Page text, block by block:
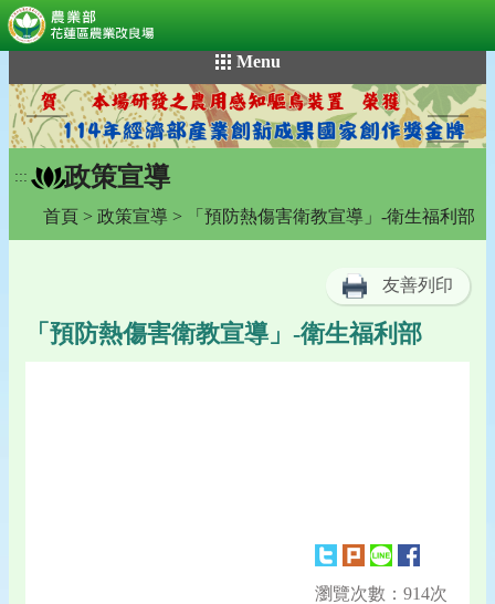
到
主
要
內
容
Menu
::: 政策宣導
首頁 > 政策宣導 > 「預防熱傷害衛教宣導」-衛生福利部
友善列印
「預防熱傷害衛教宣導」-衛生福利部
瀏覽次數：914次